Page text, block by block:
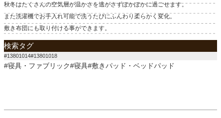
秋冬はたくさんの空気層が温かさを逃がさずぽかぽかに過ごせます。
また洗濯機でお手入れ可能で洗うたびにふんわり柔らかく変化。
敷き布団にも取り付ける事ができます。
検索タグ
#13801014#13801018
#寝具・ファブリック#寝具#敷きパッド・ベッドパッド